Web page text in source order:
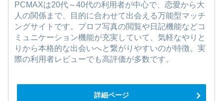
PCMAXは20代～40代の利用者が中心で、恋愛から大
人の関係まで、目的に合わせて出会える万能型マッチ
ングサイトです。プロフ写真の閲覧や日記機能などコ
ミュニケーション機能が充実していて、気軽なやりと
りから本格的な出会いへと繋がりやすいのが特徴。実
際の利用者レビューでも高評価が多数です。
詳細ページ